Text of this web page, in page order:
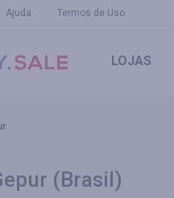
Ajuda Termos de Uso
LOJAS
(Brasil)